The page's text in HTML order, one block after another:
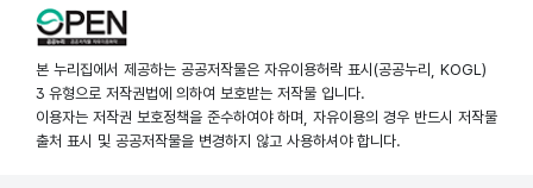
본 누리집에서 제공하는 공공저작물은 자유이용허락 표시(공공누리, KOGL)
3 유형으로 저작권법에 의하여 보호받는 저작물 입니다.
이용자는 저작권 보호정책을 준수하여야 하며, 자유이용의 경우 반드시 저작물
출처 표시 및 공공저작물을 변경하지 않고 사용하셔야 합니다.